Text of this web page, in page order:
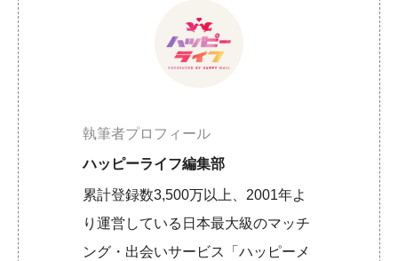
執筆者プロフィール
ハッピーライフ編集部
累計登録数3,500万以上、2001年よ
り運営している日本最大級のマッチ
ング・出会いサービス「ハッピーメ